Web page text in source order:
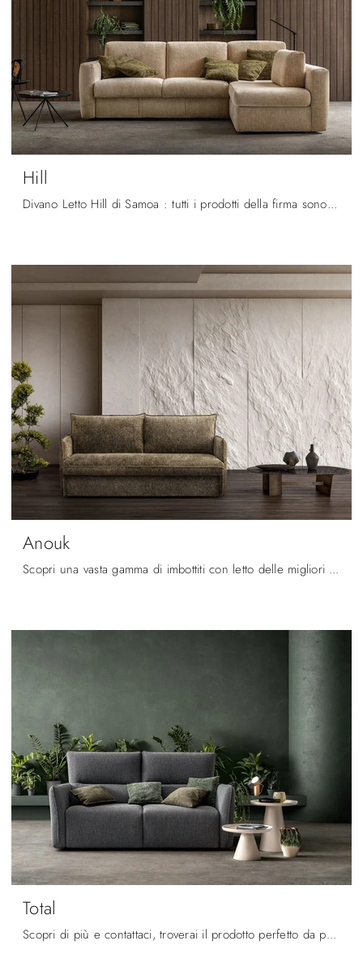
Hill
Divano Letto Hill di Samoa : tutti i prodotti della firma sono sinonimo di durata negli anni, qualità di finiture e rivestimenti, linee decise e un ...
Anouk
Scopri una vasta gamma di imbottiti con letto delle migliori marche e valorizza la zona giorno che hai sempre voluto.
Total
Scopri di più e contattaci, troverai il prodotto perfetto da posizionare nella zona giorno che hai sempre voluto.